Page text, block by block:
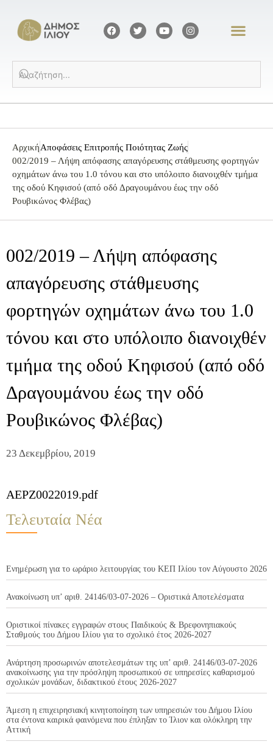
ΑρχικήΑποφάσεις Επιτροπής Ποιότητας Ζωής
002/2019 – Λήψη απόφασης απαγόρευσης στάθμευσης φορτηγών
οχημάτων άνω του 1.0 τόνου και στο υπόλοιπο διανοιχθέν τμήμα
της οδού Κηφισού (από οδό Δραγουμάνου έως την οδό
Ρουβικώνος Φλέβας)
002/2019 – Λήψη απόφασης
απαγόρευσης στάθμευσης
φορτηγών οχημάτων άνω του 1.0
τόνου και στο υπόλοιπο διανοιχθέν
τμήμα της οδού Κηφισού (από οδό
Δραγουμάνου έως την οδό
Ρουβικώνος Φλέβας)
23 Δεκεμβρίου, 2019
AEPZ0022019.pdf
Τελευταία Νέα
Ενημέρωση για το ωράριο λειτουργίας του ΚΕΠ Ιλίου τον Αύγουστο 2026
Ανακοίνωση υπ’ αριθ. 24146/03-07-2026 – Οριστικά Αποτελέσματα
Οριστικοί πίνακες εγγραφών στους Παιδικούς & Βρεφονηπιακούς
Σταθμούς του Δήμου Ιλίου για το σχολικό έτος 2026-2027
Ανάρτηση προσωρινών αποτελεσμάτων της υπ’ αριθ. 24146/03-07-2026
ανακοίνωσης για την πρόσληψη προσωπικού σε υπηρεσίες καθαρισμού
σχολικών μονάδων, διδακτικού έτους 2026-2027
Άμεση η επιχειρησιακή κινητοποίηση των υπηρεσιών του Δήμου Ιλίου
στα έντονα καιρικά φαινόμενα που έπληξαν το Ίλιον και ολόκληρη την
Αττική